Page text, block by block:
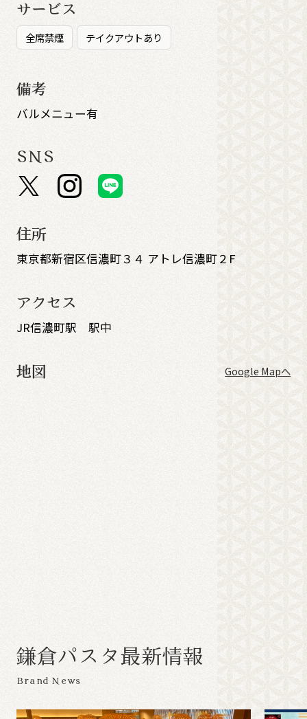
サービス
全席禁煙 テイクアウトあり
備考
バルメニュー有
SNS
住所
東京都新宿区信濃町３４ アトレ信濃町２F
アクセス
JR信濃町駅 駅中
地図 Google Mapへ
鎌倉パ ス タ最新情報
Brand News